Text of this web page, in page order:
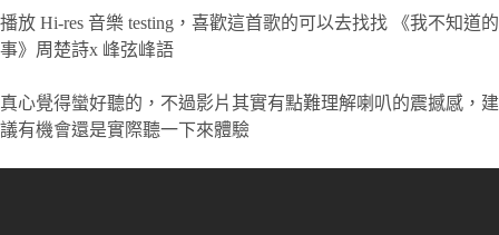
播放 Hi-res 音樂 testing，喜歡這首歌的可以去找找 《我不知道的
事》周楚詩x 峰弦峰語
真心覺得蠻好聽的，不過影片其實有點難理解喇叭的震撼感，建
議有機會還是實際聽一下來體驗